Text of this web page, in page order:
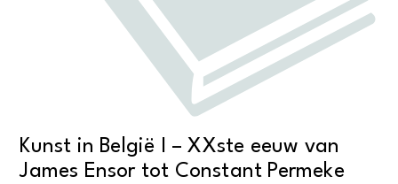
Kunst in België I – XXste eeuw van
James Ensor tot Constant Permeke